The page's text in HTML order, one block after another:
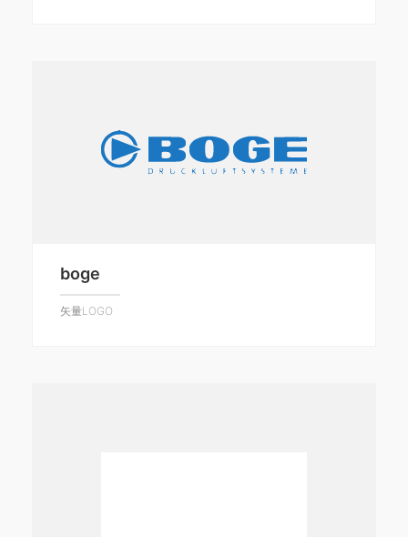
boge
矢量LOGO